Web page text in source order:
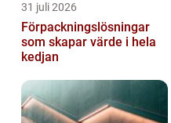
31 juli 2026
Förpackningslösningar
som skapar värde i hela
kedjan